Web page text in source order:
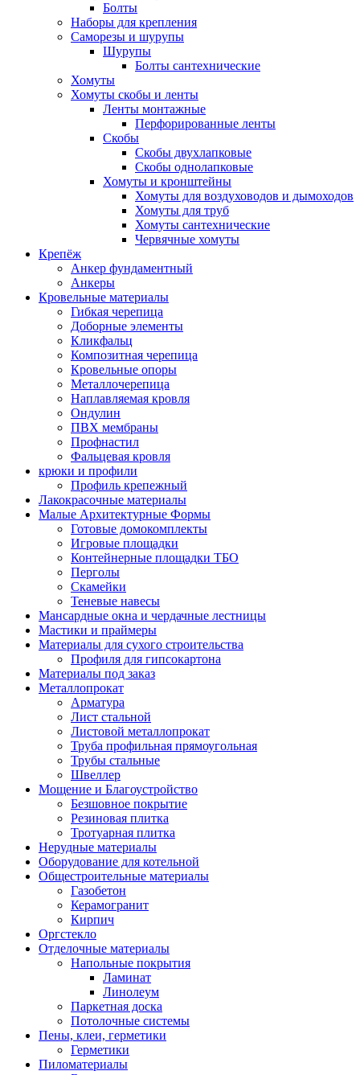
Болты
Наборы для крепления
Саморезы и шурупы
Шурупы
Болты сантехнические
Хомуты
Хомуты скобы и ленты
Ленты монтажные
Перфорированные ленты
Скобы
Скобы двухлапковые
Скобы однолапковые
Хомуты и кронштейны
Хомуты для воздуховодов и дымоходов
Хомуты для труб
Хомуты сантехнические
Червячные хомуты
Крепёж
Анкер фундаментный
Анкеры
Кровельные материалы
Гибкая черепица
Доборные элементы
Кликфальц
Композитная черепица
Кровельные опоры
Металлочерепица
Наплавляемая кровля
Ондулин
ПВХ мембраны
Профнастил
Фальцевая кровля
крюки и профили
Профиль крепежный
Лакокрасочные материалы
Малые Архитектурные Формы
Готовые домокомплекты
Игровые площадки
Контейнерные площадки ТБО
Перголы
Скамейки
Теневые навесы
Мансардные окна и чердачные лестницы
Мастики и праймеры
Материалы для сухого строительства
Профиля для гипсокартона
Материалы под заказ
Металлопрокат
Арматура
Лист стальной
Листовой металлопрокат
Труба профильная прямоугольная
Трубы стальные
Швеллер
Мощение и Благоустройство
Безшовное покрытие
Резиновая плитка
Тротуарная плитка
Нерудные материалы
Оборудование для котельной
Общестроительные материалы
Газобетон
Керамогранит
Кирпич
Оргстекло
Отделочные материалы
Напольные покрытия
Ламинат
Линолеум
Паркетная доска
Потолочные системы
Пены, клеи, герметики
Герметики
Пиломатериалы